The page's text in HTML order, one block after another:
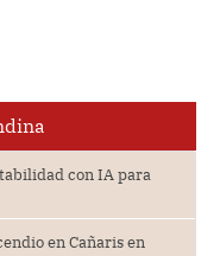
con IA para
en Cañaris en